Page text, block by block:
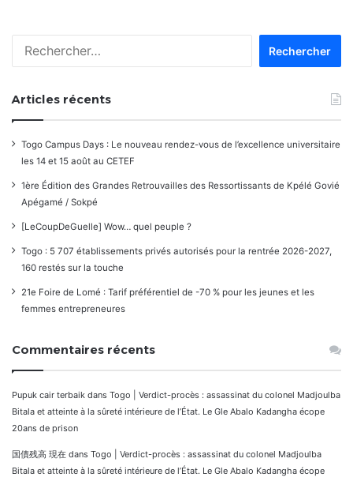
Articles récents
Togo Campus Days : Le nouveau rendez-vous de l’excellence universitaire
les 14 et 15 août au CETEF
1ère Édition des Grandes Retrouvailles des Ressortissants de Kpélé Govié
Apégamé / Sokpé
[LeCoupDeGuelle] Wow… quel peuple ?
Togo : 5 707 établissements privés autorisés pour la rentrée 2026-2027,
160 restés sur la touche
21e Foire de Lomé : Tarif préférentiel de -70 % pour les jeunes et les
femmes entrepreneures
Commentaires récents
Pupuk cair terbaik dans Togo | Verdict-procès : assassinat du colonel Madjoulba
Bitala et atteinte à la sûreté intérieure de l’État. Le Gle Abalo Kadangha écope
20ans de prison
国債残高 現在 dans Togo | Verdict-procès : assassinat du colonel Madjoulba
Bitala et atteinte à la sûreté intérieure de l’État. Le Gle Abalo Kadangha écope